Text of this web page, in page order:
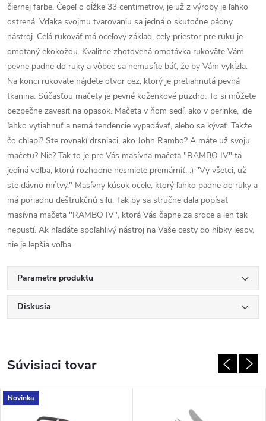
čiernej farbe. Čepeľ o dĺžke 33 centimetrov, je už z výroby je ľahko
ostrená. Vďaka svojmu tvarovaniu sa jedná o skutočne pádny
nástroj. Celá rukoväť má oceľový základ, celý priestor pre ruku je
omotaný ekokožou. Kvalitne zhotovená omotávka rukoväte Vám
pevne padne do ruky a vôbec sa nemusíte báť, že by Vám vykĺzla.
Na konci rukoväte nájdete otvor cez, ktorý je pretiahnutá pevná
tkanina. Súčasťou mačety je pevné koženkové puzdro. To si môžete
bezpečne zavesiť na opasok. Mačeta v ňom sedí, ako v perinke, ide
ľahko vytiahnuť a nemá tendencie vypadávať, alebo sa kývať. Takže
čo chlapi? Ste rovnakí drsniaci, ako John Rambo? A máte už svoju
mačetu? Nie? Tak to je pre Vás masívna mačeta "RAMBO IV" tá
jediná voľba, ktorú rozhodne nesmiete premárniť. :) "Vy všetci, už
ste dávno mŕtvy." Masívny kúsok ocele, ktorý ľahko padne do ruky a
má poriadnu deštrukčnú silu. Tak by sa stručne dala popísať
masívna mačeta "RAMBO IV", ktorá Vás čapne za srdce a len tak
nepustí. Ak hľadáte spoľahlivý nástroj na Vaše cesty do hĺbky lesov,
nie je lepšia voľba.
Parametre produktu
Diskusia
Súvisiaci tovar
Novinka